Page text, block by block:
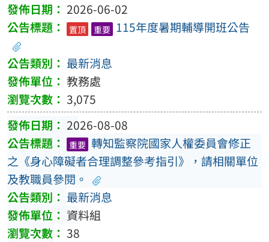
2026-06-02
置頂 重要 115年度暑期輔導開班公告
最新消息
教務處
3,075
2026-08-08
重要 轉知監察院國家人權委員會修正
之《身心障礙者合理調整參考指引》，請相關單位
及教職員參閱。
最新消息
資料組
38